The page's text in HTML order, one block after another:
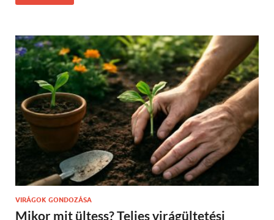
VIRÁGOK GONDOZÁSA
Mikor mit ültess? Teljes virágültetési